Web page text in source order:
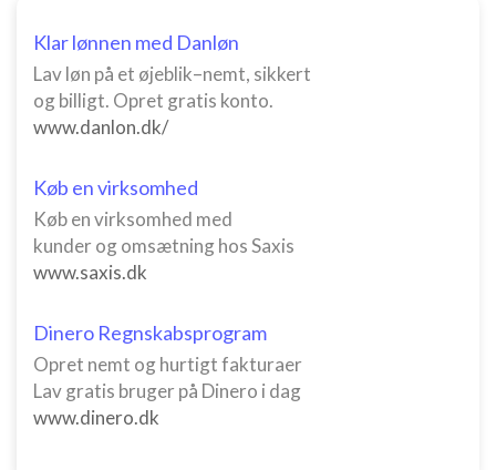
Klar lønnen med Danløn
Lav løn på et øjeblik–nemt, sikkert
og billigt. Opret gratis konto.
www.danlon.dk/
Køb en virksomhed
Køb en virksomhed med
kunder og omsætning hos Saxis
www.saxis.dk
Dinero Regnskabsprogram
Opret nemt og hurtigt fakturaer
Lav gratis bruger på Dinero i dag
www.dinero.dk